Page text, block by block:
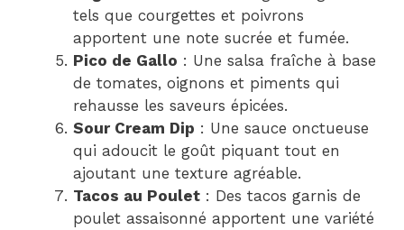
tels que courgettes et poivrons
apportent une note sucrée et fumée.
Pico de Gallo : Une salsa fraîche à base
de tomates, oignons et piments qui
rehausse les saveurs épicées.
Sour Cream Dip : Une sauce onctueuse
qui adoucit le goût piquant tout en
ajoutant une texture agréable.
Tacos au Poulet : Des tacos garnis de
poulet assaisonné apportent une variété